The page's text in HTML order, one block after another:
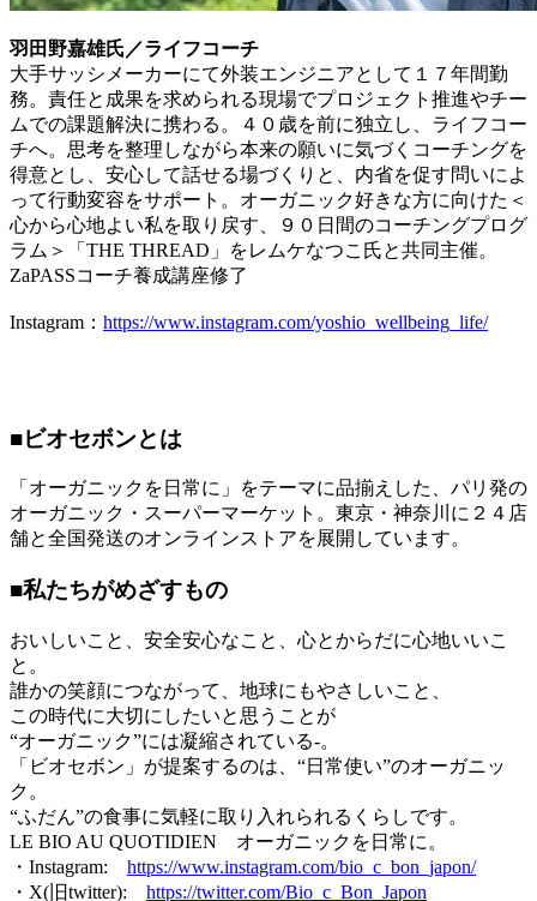
羽田野嘉雄氏／ライフコーチ
大手サッシメーカーにて外装エンジニアとして１７年間勤
務。責任と成果を求められる現場でプロジェクト推進やチー
ムでの課題解決に携わる。４０歳を前に独立し、ライフコー
チへ。思考を整理しながら本来の願いに気づくコーチングを
得意とし、安心して話せる場づくりと、内省を促す問いによ
って行動変容をサポート。オーガニック好きな方に向けた＜
心から心地よい私を取り戻す、９０日間のコーチングプログ
ラム＞「THE THREAD」をレムケなつこ氏と共同主催。
ZaPASSコーチ養成講座修了
Instagram： https://www.instagram.com/yoshio_wellbeing_life/
■ビオセボンとは
「オーガニックを日常に」をテーマに品揃えした、パリ発の
オーガニック・スーパーマーケット。東京・神奈川に２４店
舗と全国発送のオンラインストアを展開しています。
■私たちがめざすもの
おいしいこと、安全安心なこと、心とからだに心地いいこ
と。
誰かの笑顔につながって、地球にもやさしいこと、
この時代に大切にしたいと思うことが
“オーガニック”には凝縮されている-。
「ビオセボン」が提案するのは、“日常使い”のオーガニッ
ク。
“ふだん”の食事に気軽に取り入れられるくらしです。
LE BIO AU QUOTIDIEN オーガニックを日常に。
・Instagram: https://www.instagram.com/bio_c_bon_japon/
・X(旧twitter): https://twitter.com/Bio_c_Bon_Japon